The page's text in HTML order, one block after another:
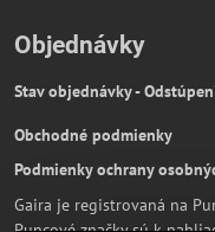
Objednávky
Stav objednávky -
Obchodné podmienky
Podmienky ochrany
Gaira je registrovaná na